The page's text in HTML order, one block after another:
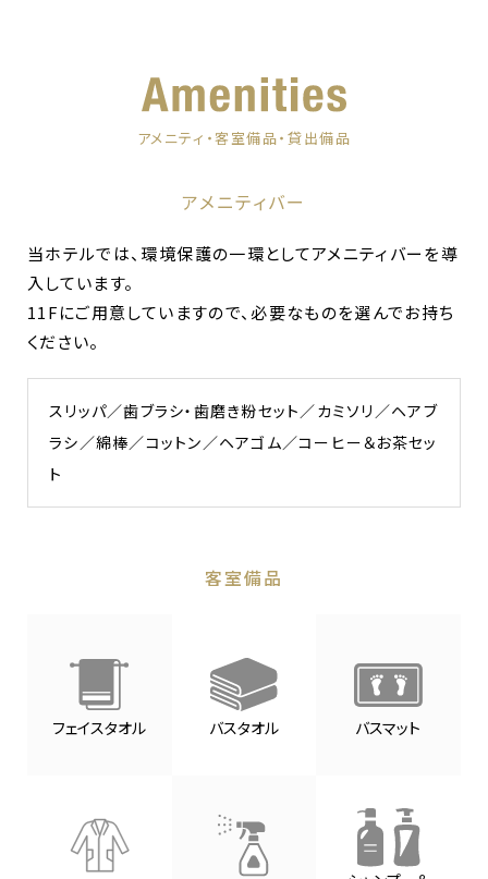
アメニティ・客室備品・貸出備品
アメニティバー
当ホテルでは、環境保護の一環としてアメニティバーを導
入しています。
11Fにご用意していますので、必要なものを選んでお持ち
ください。
スリッパ／歯ブラシ・歯磨き粉セット／カミソリ／ヘアブ
ラシ／綿棒／コットン／ヘアゴム／コーヒー＆お茶セッ
ト
客室備品
フェイスタオル バスタオル バスマット